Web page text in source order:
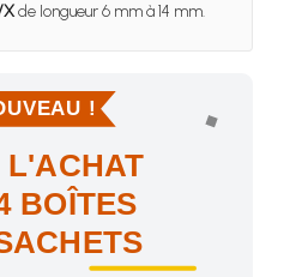
de longueur 6 mm à 14 mm.
!
L'ACHAT
BOÎTES